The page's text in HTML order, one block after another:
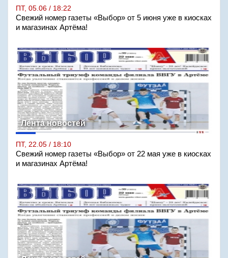
ПТ, 05.06 / 18:22
Свежий номер газеты «Выбор» от 5 июня уже в киосках
и магазинах Артёма!
Лента новостей
ПТ, 22.05 / 18:10
Свежий номер газеты «Выбор» от 22 мая уже в киосках
и магазинах Артёма!